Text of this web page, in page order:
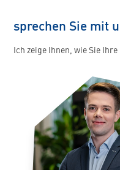
Standards erfüllt.
sprechen Sie mit
Ich zeige Ihnen, wie Sie